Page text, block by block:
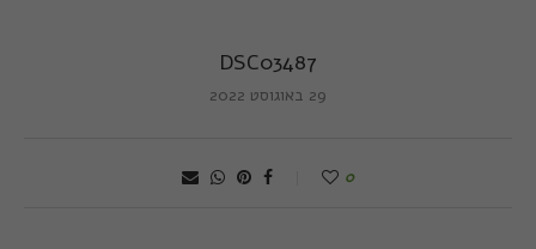
DSC03487
29 באוגוסט 2022
0